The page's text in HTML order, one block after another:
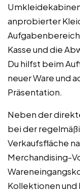
anprobierter
Kasse und die
Du hilfst beim
neuer Ware und
Präsentation.
Neben der
bei der
Verkaufsfläche
Merchandising-
Kollektionen und